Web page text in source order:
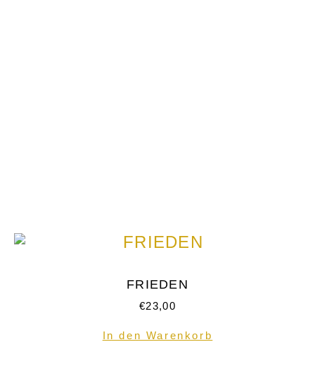
FRIEDEN
€23,00
In den Warenkorb